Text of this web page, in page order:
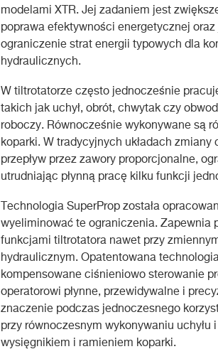
modelami XTR. Jej zadaniem jest
poprawa efektywności energetycznej
ograniczenie strat energii typowych dla
hydraulicznych.
W tiltrotatorze często jednocześnie
takich jak uchył, obrót, chwytak czy
roboczy. Równocześnie wykonywane są
koparki. W tradycyjnych układach zmiany
przepływ przez zawory proporcjonalne,
utrudniając płynną pracę kilku funkcji
Technologia SuperProp została
wyeliminować te ograniczenia. Zapewnia
funkcjami tiltrotatora nawet przy
hydraulicznym. Opatentowana
kompensowane ciśnieniowo sterowanie
operatorowi płynne, przewidywalne i
znaczenie podczas jednoczesnego
przy równoczesnym wykonywaniu
wysięgnikiem i ramieniem koparki.